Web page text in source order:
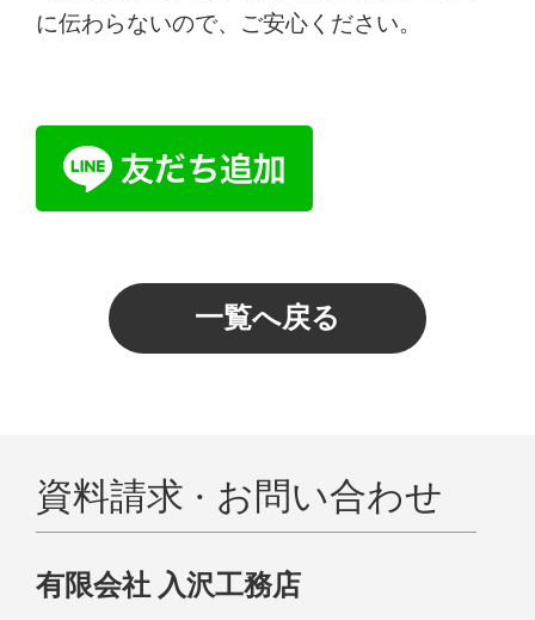
に伝わらないので、ご安心ください。
一覧へ戻る
資料請求 · お問い合わせ
有限会社 入沢工務店